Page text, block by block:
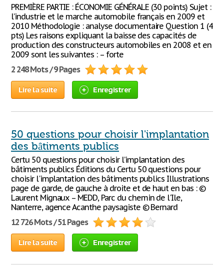
PREMIÈRE PARTIE : ÉCONOMIE GÉNÉRALE (30 points) Sujet :
l’industrie et le marche automobile français en 2009 et
2010 Méthodologie : analyse documentaire Question 1 (4
pts) Les raisons expliquant la baisse des capacités de
production des constructeurs automobiles en 2008 et en
2009 sont les suivantes : – forte
2 248 Mots / 9 Pages
Lire la suite Enregistrer
50 questions pour choisir l'implantation
des bâtiments publics
Certu 50 questions pour choisir l’implantation des
bâtiments publics Éditions du Certu 50 questions pour
choisir l'implantation des bâtiments publics Illustrations
page de garde, de gauche à droite et de haut en bas : ©
Laurent Mignaux – MEDD, Parc du chemin de l'Ile,
Nanterre, agence Acanthe paysagiste © Bernard
12 726 Mots / 51 Pages
Lire la suite Enregistrer